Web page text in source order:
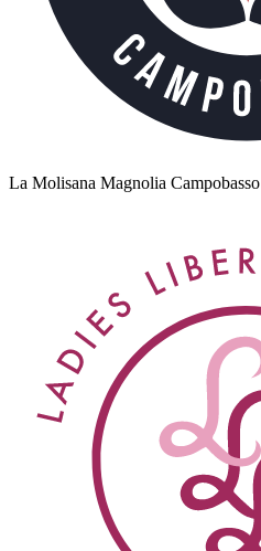
La Molisana Magnolia Campobasso